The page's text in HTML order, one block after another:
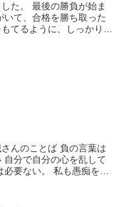
負が始ま
てるように、しっかり本
ば 負の言葉は
分で自分の心を乱して
私も愚痴をい